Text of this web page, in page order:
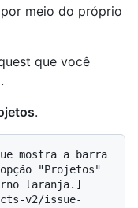
meio do próprio
que você
.
"Projetos"
laranja.]
v2/issue-